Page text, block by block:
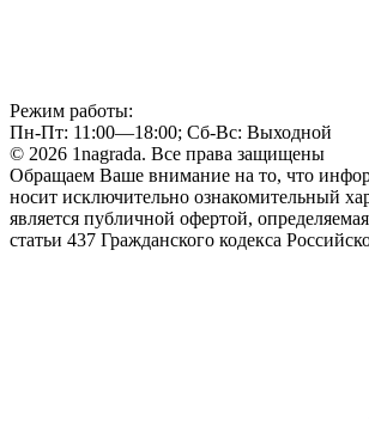
Режим работы:
Пн-Пт: 11:00—18:00; Сб-Вс: Выходной
© 2026 1nagrada. Все права защищены
Обращаем Ваше внимание на то, что
носит исключительно ознакомительный
является публичной офертой,
статьи 437 Гражданского кодекса